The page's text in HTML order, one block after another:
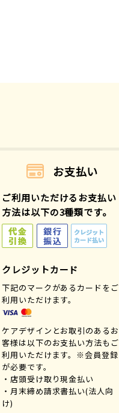
お支払い
ご利用いただけるお支払い
方法は以下の3種類です。
クレジットカード
下記のマークがあるカードをご
利用いただけます。
ケアデザインとお取引のあるお
客様は以下のお支払い方法もご
利用いただけます。※会員登録
が必要です。
・店頭受け取り現金払い
・月末締め請求書払い(法人向
け)